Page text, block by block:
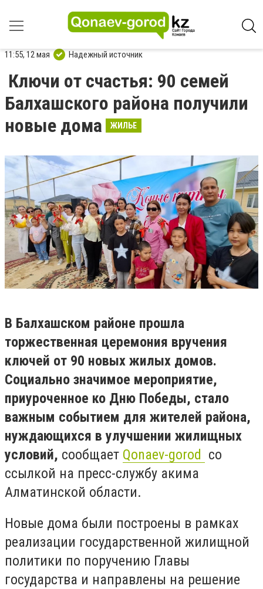
11:55, 12 мая Надежный источник
Ключи от счастья: 90 семей
Балхашского района получили
новые дома
ЖИЛЬЕ
В Балхашском районе прошла
торжественная церемония вручения
ключей от 90 новых жилых домов.
Социально значимое мероприятие,
приуроченное ко Дню Победы, стало
важным событием для жителей района,
нуждающихся в улучшении жилищных
условий, сообщает Qonaev-gorod со
ссылкой на пресс-службу акима
Алматинской области.
Новые дома были построены в рамках
реализации государственной жилищной
политики по поручению Главы
государства и направлены на решение